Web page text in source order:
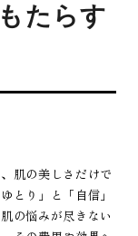
たらす
肌の美しさだけで
とり」と「自信」
の悩みが尽きない